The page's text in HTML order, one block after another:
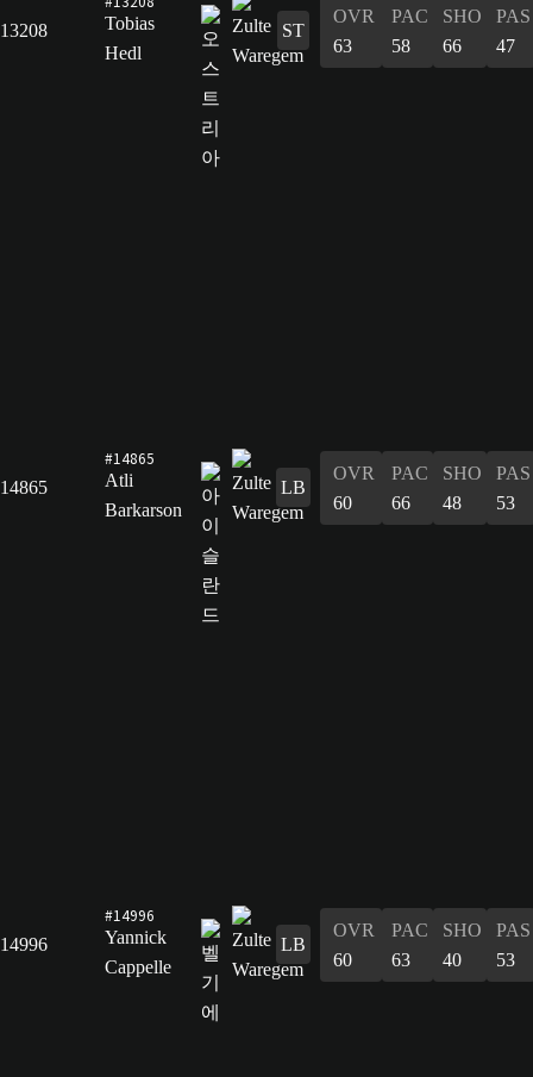
13208
Tobias
Hedl
ST
OVR
63
PAC
58
SHO
66
PAS
47
14865
#14865
Atli
Barkarson
LB
OVR
60
PAC
66
SHO
48
PAS
53
14996
#14996
Yannick
Cappelle
LB
OVR
60
PAC
63
SHO
40
PAS
53